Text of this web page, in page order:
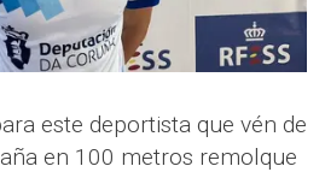
este deportista que vén de
en 100 metros remolque